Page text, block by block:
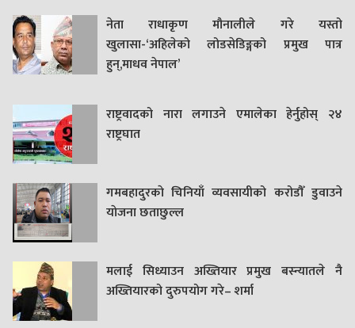
नेता राधाकृण मौनालीले गरे यस्तो
खुलासा-‘अहिलेको लोडसेडिङ्गको प्रमुख पात्र
हुन्,माधव नेपाल’
राष्ट्रवादको नारा लगाउने एमालेका हेर्नुहोस् २४
राष्ट्रघात
गमबहादुरकाे चिनियाँ व्यवसायीको करोडौँ डुवाउने
याेजना छताछुल्ल
मलाई सिध्याउन अख्तियार प्रमुख बस्न्यातले नै
अख्तियारको दुरुपयोग गरे– शर्मा